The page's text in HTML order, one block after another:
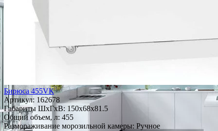
Бирюса 455VК
Артикул: 162678
Габариты ШxГxВ: 150x68x81.5
Общий объем, л: 455
Размораживание морозильной камеры: Ручное